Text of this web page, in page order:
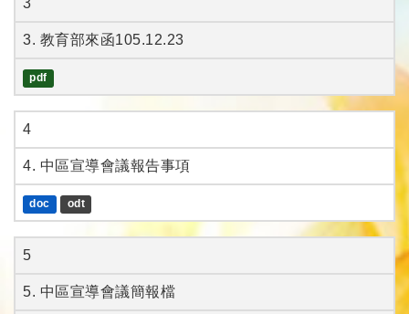
3
3. 教育部來函105.12.23
pdf
4
4. 中區宣導會議報告事項
doc odt
5
5. 中區宣導會議簡報檔